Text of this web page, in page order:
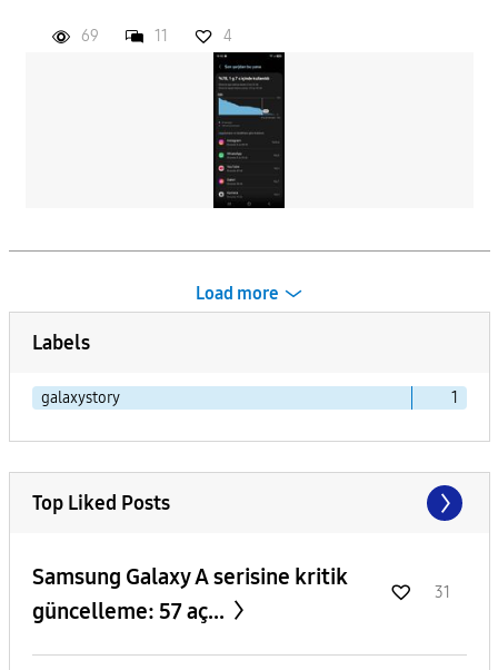
69 11 4
Load more
Labels
galaxystory 1
Top Liked Posts
Samsung Galaxy A serisine kritik
güncelleme: 57 aç...
31